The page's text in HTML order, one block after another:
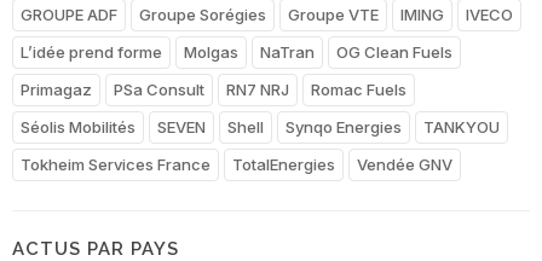
GROUPE ADF Groupe Sorégies Groupe VTE IMING
IVECO
L’idée prend forme
Molgas NaTran
OG Clean Fuels
Primagaz
PSa Consult RN7 NRJ
Romac Fuels
Séolis Mobilités
SEVEN Shell Synqo Energies
TANKYOU
Tokheim Services France
TotalEnergies Vendée GNV
ACTUS PAR PAYS